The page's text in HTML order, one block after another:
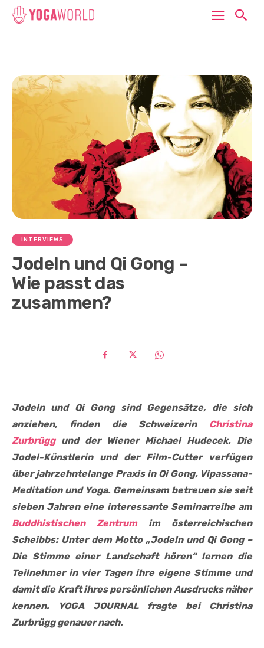
INTERVIEWS
Jodeln und Qi Gong –
Wie passt das
zusammen?
Jodeln und Qi Gong sind Gegensätze, die sich
anziehen, finden die Schweizerin Christina
Zurbrüggund der Wiener Michael Hudecek. Die
Jodel-Künstlerin und der Film-Cutter verfügen
über jahrzehntelange Praxis in Qi Gong, Vipassana-
Meditation und Yoga. Gemeinsam betreuen sie seit
sieben Jahren eine interessante Seminarreihe am
Buddhistischen Zentrumim österreichischen
Scheibbs: Unter dem Motto „Jodeln und Qi Gong –
Die Stimme einer Landschaft hören“ lernen die
Teilnehmer in vier Tagen ihre eigene Stimme und
damit die Kraft ihres persönlichen Ausdrucks näher
kennen. YOGA JOURNAL fragte bei Christina
Zurbrügg genauer nach.